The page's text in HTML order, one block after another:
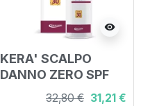
visibility
KERA' SCALPO
DANNO ZERO SPF
30 100 ML
32,80 € 31,21 €